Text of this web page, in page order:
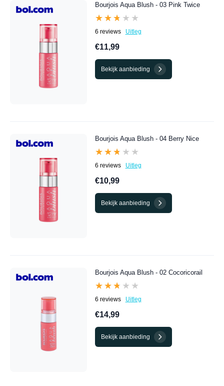
Bourjois Aqua Blush - 03 Pink Twice
★★★★★
★★★★★
6 reviews Uitleg
€11,99
Bekijk aanbieding
Bourjois Aqua Blush - 04 Berry Nice
★★★★★
★★★★★
6 reviews Uitleg
€10,99
Bekijk aanbieding
Bourjois Aqua Blush - 02 Cocoricorail
★★★★★
★★★★★
6 reviews Uitleg
€14,99
Bekijk aanbieding